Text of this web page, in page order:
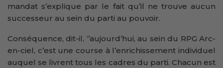
mandat s’explique par le fait qu’il ne trouve aucun
successeur au sein du parti au pouvoir.
Conséquence, dit-il, ‘’aujourd’hui, au sein du RPG Arc-
en-ciel, c’est une course à l’enrichissement individuel
auquel se livrent tous les cadres du parti. Chacun est